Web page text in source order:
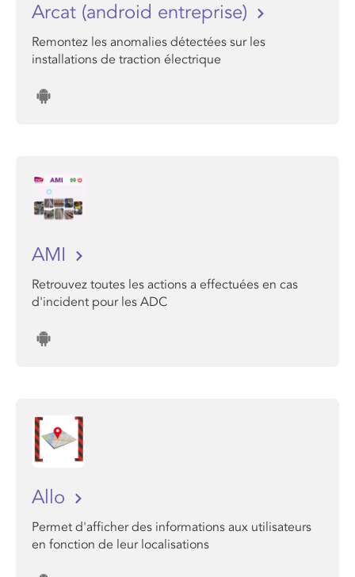
Arcat (android entreprise)
Remontez les anomalies détectées sur les
installations de traction électrique
AMI
Retrouvez toutes les actions a effectuées en cas
d'incident pour les ADC
Allo
Permet d'afficher des informations aux utilisateurs
en fonction de leur localisations